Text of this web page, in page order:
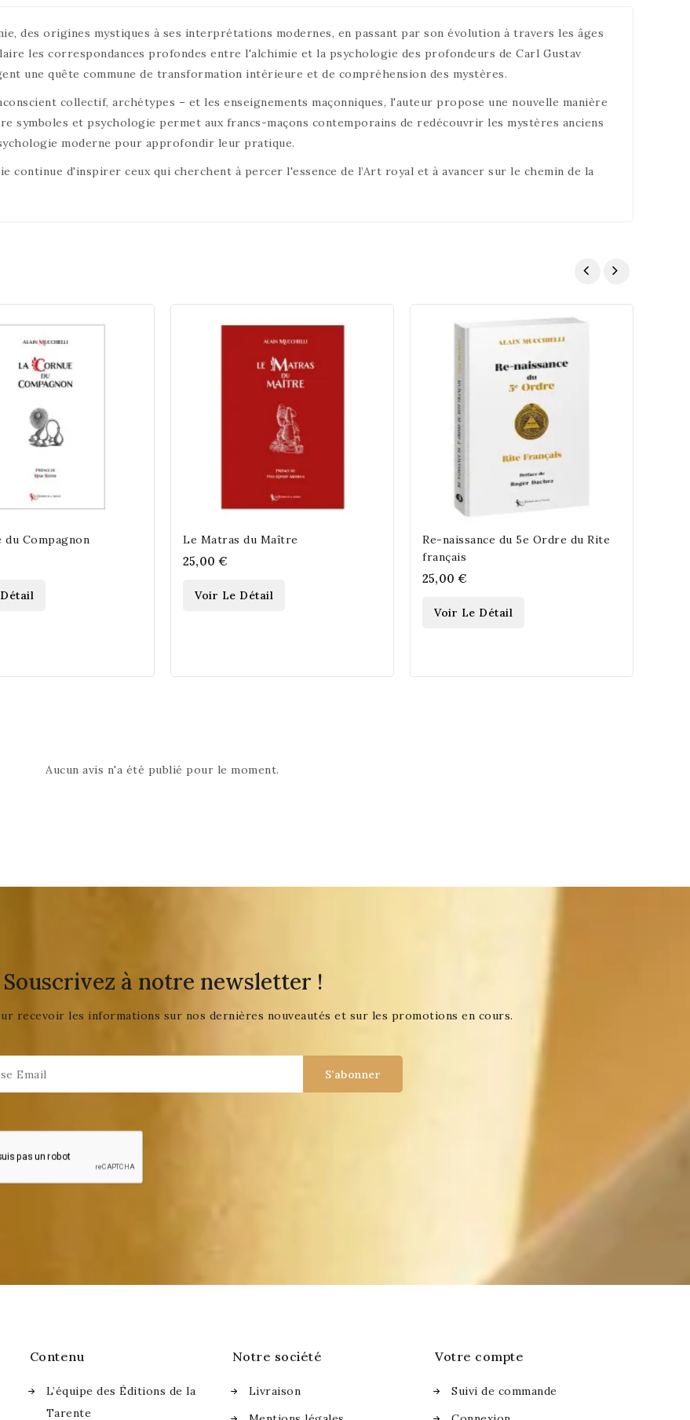
des origines mystiques à ses interprétations modernes, en passant par son évolution à travers les âges
les correspondances profondes entre l'alchimie et la psychologie des profondeurs de Carl Gustav
une quête commune de transformation intérieure et de compréhension des mystères.
collectif, archétypes – et les enseignements maçonniques, l'auteur propose une nouvelle manière
symboles et psychologie permet aux francs-maçons contemporains de redécouvrir les mystères anciens
moderne pour approfondir leur pratique.
continue d'inspirer ceux qui cherchent à percer l'essence de l’Art royal et à avancer sur le chemin de la
du Compagnon Le Matras du Maître
25,00 €
Voir Le Détail
Re-naissance du 5e Ordre du Rite
français
25,00 €
Voir Le Détail
Aucun avis n'a été publié pour le moment.
Souscrivez à notre newsletter !
recevoir les informations sur nos dernières nouveautés et sur les promotions en cours.
Contenu
L’équipe des Éditions de la
Tarente
Notre société
Livraison
Votre compte
Suivi de commande